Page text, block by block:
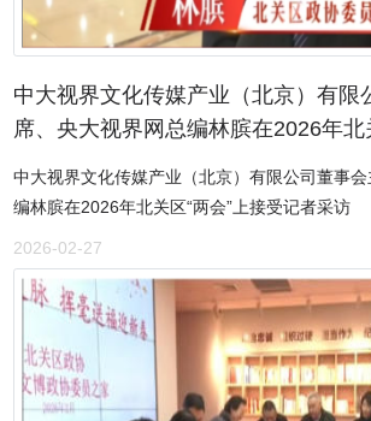
中大视界文化传媒产业（北京）有限
席、央大视界网总编林膑在2026年北
中大视界文化传媒产业（北京）有限公司董事
编林膑在2026年北关区“两会”上接受记者采访
2026-02-27